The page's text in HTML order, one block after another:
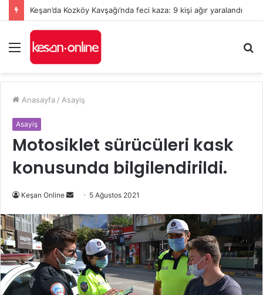
Keşan’da Kozköy Kavşağı’nda feci kaza: 9 kişi ağır yaralandı
Menü
...
Anasayfa / Asayiş
Asayiş
Motosiklet sürücüleri kask
konusunda bilgilendirildi.
Keşan Online
Bir
posta
göndermek
5 Ağustos 2021